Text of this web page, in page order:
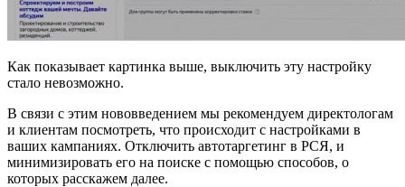
Как показывает картинка выше, выключить эту настройку
стало невозможно.
В связи с этим нововведением мы рекомендуем директологам
и клиентам посмотреть, что происходит с настройками в
ваших кампаниях. Отключить автотаргетинг в РСЯ, и
минимизировать его на поиске с помощью способов, о
которых расскажем далее.